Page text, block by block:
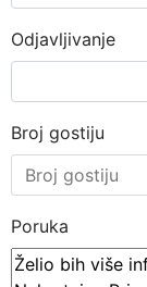
Odjavljivanje
Broj gostiju
Poruka